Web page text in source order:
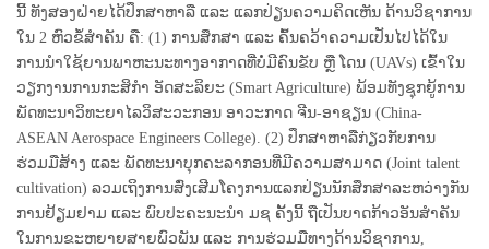
ນີ້ ທັງສອງຝ່າຍໄດ້ປຶກສາຫາລື ແລະ ແລກປ່ຽນຄວາມຄິດເຫັນ ດ້ານວິຊາການ
ໃນ 2 ຫົວຂໍ້ສຳຄັນ ຄື: (1) ການສຶກສາ ແລະ ຄົ້ນຄວ້າຄວາມເປັນໄປໄດ້ໃນ
ການນຳໃຊ້ຍານພາຫະນະທາງອາກາດທີ່ບໍ່ມີຄົນຂັບ ຫຼື ໂດນ (UAVs) ເຂົ້າໃນ
ວຽກງານການກະສິກຳ ອັດສະລິຍະ (Smart Agriculture) ພ້ອມທັງຊຸກຍູ້ການ
ພັດທະນາວິທະຍາໄລວິສະວະກອນ ອາວະກາດ ຈີນ-ອາຊຽນ (China-
ASEAN Aerospace Engineers College). (2) ປຶກສາຫາລືກ່ຽວກັບການ
ຮ່ວມມືສ້າງ ແລະ ພັດທະນາບຸກຄະລາກອນທີ່ມີຄວາມສາມາດ (Joint talent
cultivation) ລວມເຖິງການສົ່ງເສີມໂຄງການແລກປ່ຽນນັກສຶກສາລະຫວ່າງກັນ
ການຢ້ຽມຢາມ ແລະ ພົບປະຄະນະນໍາ ມຊ ຄັ້ງນີ້ ຖືເປັນບາດກ້າວອັນສຳຄັນ
ໃນການຂະຫຍາຍສາຍພົວພັນ ແລະ ການຮ່ວມມືທາງດ້ານວິຊາການ,